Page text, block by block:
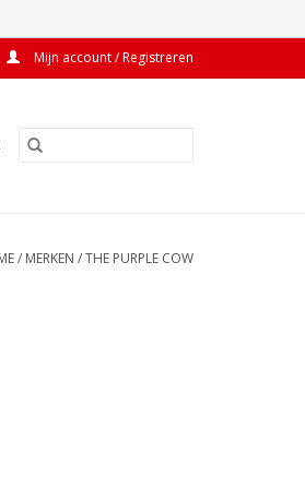
Mijn account / Registreren
/ MERKEN /THE PURPLE COW